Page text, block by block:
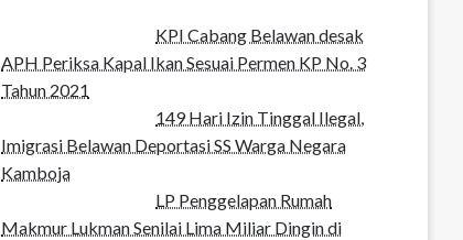
KPI Cabang Belawan desak
APH Periksa Kapal Ikan Sesuai Permen KP No. 3
Tahun 2021
149 Hari Izin Tinggal Ilegal,
Imigrasi Belawan Deportasi SS Warga Negara
Kamboja
LP Penggelapan Rumah
Makmur Lukman Senilai Lima Miliar Dingin di